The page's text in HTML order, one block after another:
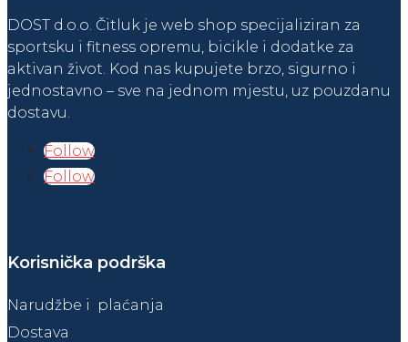
DOST d.o.o. Čitluk je web shop specijaliziran za
sportsku i fitness opremu, bicikle i dodatke za
aktivan život. Kod nas kupujete brzo, sigurno i
jednostavno – sve na jednom mjestu, uz pouzdanu
dostavu.
Follow
Follow
Korisnička podrška
Narudžbe i plaćanja
Dostava